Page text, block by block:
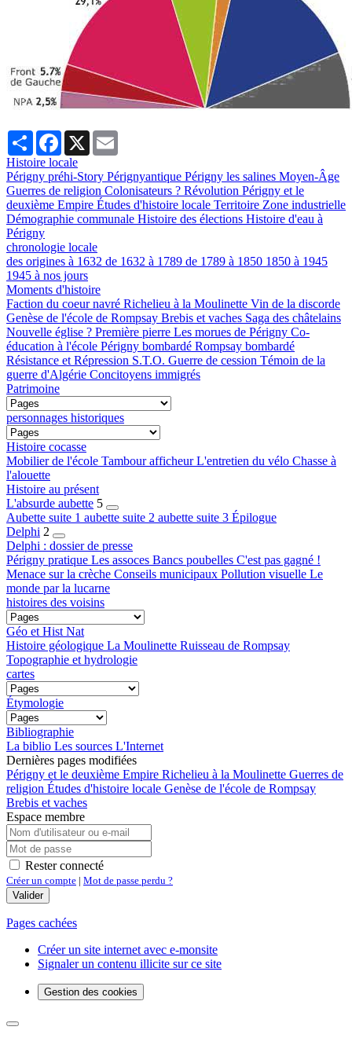
PartagerFacebook
X
Histoire locale
Périgny préhi-Story Pérignyantique Périgny les salines Moyen-Âge
Guerres de religion Colonisateurs ? Révolution Périgny et le
deuxième Empire Études d'histoire locale Territoire Zone industrielle
Démographie communale Histoire des élections Histoire d'eau à
Périgny
chronologie locale
des origines à 1632 de 1632 à 1789 de 1789 à 1850 1850 à 1945
1945 à nos jours
Moments d'histoire
Faction du coeur navré Richelieu à la Moulinette Vin de la discorde
Genèse de l'école de Rompsay Brebis et vaches Saga des châtelains
Nouvelle église ? Première pierre Les morues de Périgny Co-
éducation à l'école Périgny bombardé Rompsay bombardé
Résistance et Répression S.T.O. Guerre de cession Témoin de la
guerre d'Algérie Concitoyens immigrés
Patrimoine
personnages historiques
Histoire cocasse
Mobilier de l'école Tambour afficheurL'entretien du vélo Chasse à
l'alouette
Histoire au présent
L'absurde aubette 5
Aubette suite 1 aubette suite 2 aubette suite 3 Épilogue
Delphi 2
Delphi : dossier de presse
Périgny pratique Les assoces Bancs poubelles C'est pas gagné !
Menace sur la crèche Conseils municipaux Pollution visuelle Le
monde par la lucarne
histoires des voisins
Géo et Hist Nat
Histoire géologique La Moulinette Ruisseau de Rompsay
Topographie et hydrologie
cartes
Étymologie
Bibliographie
La biblio Les sources L'Internet
Dernières pages modifiées
Périgny et le deuxième Empire Richelieu à la Moulinette Guerres de
religion Études d'histoire locale Genèse de l'école de Rompsay
Brebis et vaches
Espace membre
Rester connecté
Créer un compte | Mot de passe perdu ?
Valider
Pages cachées
Créer un site internet avec e-monsite
Signaler un contenu illicite sur ce site
Gestion des cookies